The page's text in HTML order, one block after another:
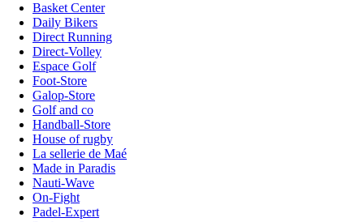
Basket Center
Daily Bikers
Direct Running
Direct-Volley
Espace Golf
Foot-Store
Galop-Store
Golf and co
Handball-Store
House of rugby
La sellerie de Maé
Made in Paradis
Nauti-Wave
On-Fight
Padel-Expert